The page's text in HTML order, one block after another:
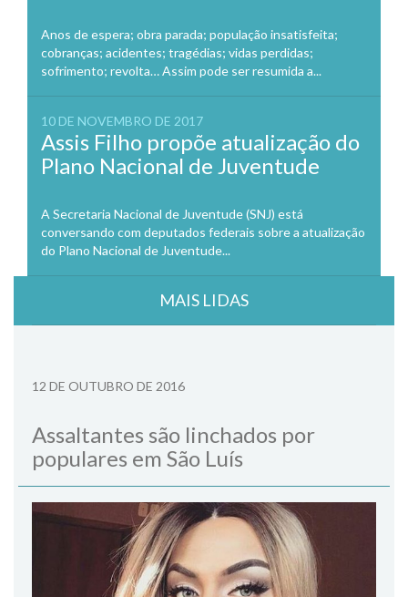
Anos de espera; obra parada; população insatisfeita;
cobranças; acidentes; tragédias; vidas perdidas;
sofrimento; revolta… Assim pode ser resumida a...
10 DE NOVEMBRO DE 2017
Assis Filho propõe atualização do
Plano Nacional de Juventude
A Secretaria Nacional de Juventude (SNJ) está
conversando com deputados federais sobre a atualização
do Plano Nacional de Juventude...
MAIS LIDAS
12 DE OUTUBRO DE 2016
Assaltantes são linchados por
populares em São Luís